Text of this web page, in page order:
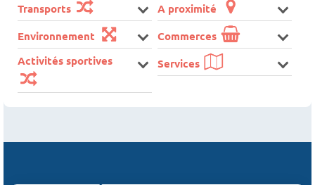
Transports
A proximité
Environnement
Commerces
Activités sportives
Services